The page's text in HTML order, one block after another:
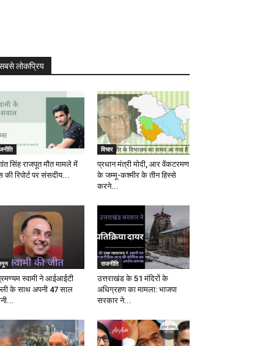
लोकप्रिय
सिंह राजपूत मौत मामले में
की रिपोर्ट पर संसदीय...
विचार
प्रधान मंत्री मोदी, आर वेंकटरमण
के जम्मू-कश्मीर के तीन हिस्से
करने...
स्वामी ने आईआईटी
के साथ अपनी 47 साल
राजनीति
उत्तराखंड के 51 मंदिरों के
अधिग्रहण का मामला: भाजपा
सरकार ने...